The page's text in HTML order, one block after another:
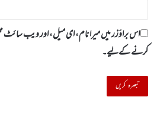
اس براؤزر میں میرا نام، ای میل، اور ویب سائٹ
کرنے کےلیے۔